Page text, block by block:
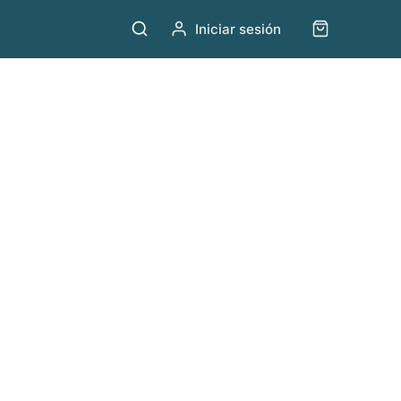
Iniciar sesión